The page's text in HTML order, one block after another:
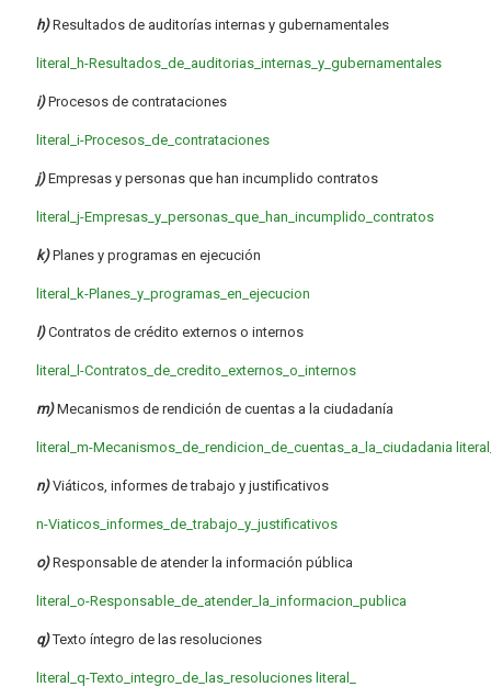
h)Resultados de auditorías internas y gubernamentales
literal_h-Resultados_de_auditorias_internas_y_gubernamentales
i) Procesos de contrataciones
literal_i-Procesos_de_contrataciones
j) Empresas y personas que han incumplido contratos
literal_j-Empresas_y_personas_que_han_incumplido_contratos
k) Planes y programas en ejecución
literal_k-Planes_y_programas_en_ejecucion
l) Contratos de crédito externos o internos
literal_l-Contratos_de_credito_externos_o_internos
m)Mecanismos de rendición de cuentas a la ciudadanía
literal_m-Mecanismos_de_rendicion_de_cuentas_a_la_ciudadania
n)Viáticos, informes de trabajo y justificativos
n-Viaticos_informes_de_trabajo_y_justificativos
o)Responsable de atender la información pública
literal_o-Responsable_de_atender_la_informacion_publica
q) Texto íntegro de las resoluciones
literal_q-Texto_integro_de_las_resoluciones literal_